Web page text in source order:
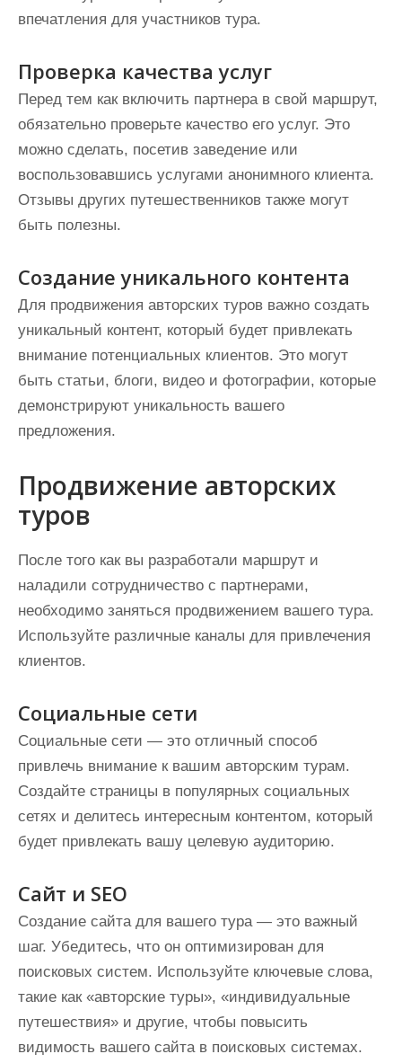
впечатления для участников тура.
Проверка качества услуг
Перед тем как включить партнера в свой маршрут,
обязательно проверьте качество его услуг. Это
можно сделать, посетив заведение или
воспользовавшись услугами анонимного клиента.
Отзывы других путешественников также могут
быть полезны.
Создание уникального контента
Для продвижения авторских туров важно создать
уникальный контент, который будет привлекать
внимание потенциальных клиентов. Это могут
быть статьи, блоги, видео и фотографии, которые
демонстрируют уникальность вашего
предложения.
Продвижение авторских
туров
После того как вы разработали маршрут и
наладили сотрудничество с партнерами,
необходимо заняться продвижением вашего тура.
Используйте различные каналы для привлечения
клиентов.
Социальные сети
Социальные сети — это отличный способ
привлечь внимание к вашим авторским турам.
Создайте страницы в популярных социальных
сетях и делитесь интересным контентом, который
будет привлекать вашу целевую аудиторию.
Сайт и SEO
Создание сайта для вашего тура — это важный
шаг. Убедитесь, что он оптимизирован для
поисковых систем. Используйте ключевые слова,
такие как «авторские туры», «индивидуальные
путешествия» и другие, чтобы повысить
видимость вашего сайта в поисковых системах.